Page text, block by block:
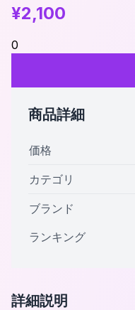
¥2,100
0
商品詳細
価格
カテゴリ
ブランド
ランキング
詳細説明